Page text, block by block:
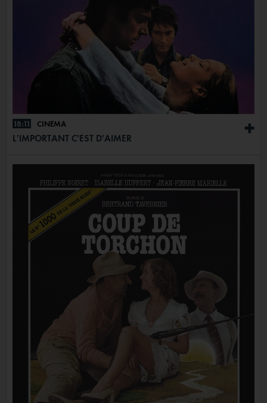
+
18:11 CINÉMA
L'IMPORTANT C'EST D'AIMER